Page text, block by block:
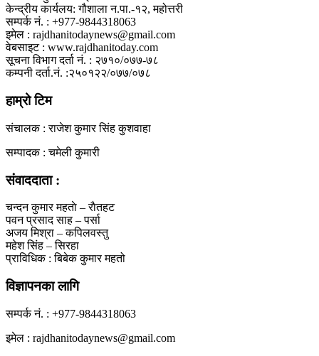
केन्द्रीय कार्यलय: गौशाला न.पा.-१२, महोत्तरी
सम्पर्क नं. : +977-9844318063
इमेल : rajdhanitodaynews@gmail.com
वेबसाइट : www.rajdhanitoday.com
सूचना विभाग दर्ता नं. : २७१०/०७७-७८
कम्पनी दर्ता.नं. :२५०१२२/०७७/०७८
हाम्रो टिम
संचालक : राजेश कुमार सिंह कुशवाहा
सम्पादक : चमेली कुमारी
संवाददाता :
चन्दन कुमार महताे – राैतहट
पवन प्रसाद साह – पर्सा
अजय मिश्रा – कपिलवस्तु
महेश सिंह – सिरहा
प्राविधिक : बिबेक कुमार महतो
विज्ञापनका लागि
सम्पर्क नं. : +977-9844318063
इमेल : rajdhanitodaynews@gmail.com